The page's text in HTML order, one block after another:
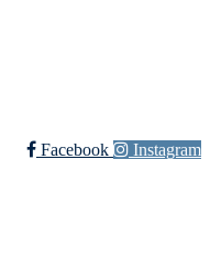
Facebook Instagram